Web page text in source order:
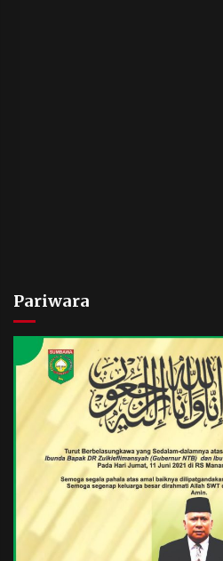
Pariwara